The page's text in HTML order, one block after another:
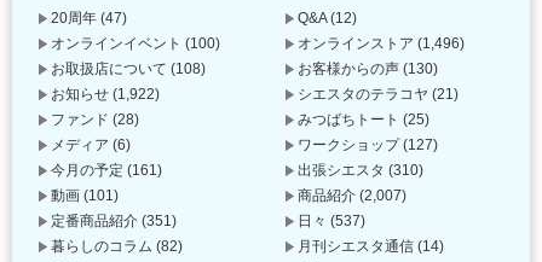
20周年 (47) Q&A(12)
オンラインイベント (100) オンラインストア (1,496)
お取扱店について (108) お客様からの声 (130)
お知らせ (1,922) シエスタのテラコヤ (21)
ファンド (28) みつばちトート (25)
メディア (6) ワークショップ(127)
今月の予定 (161) 出張シエスタ (310)
動画 (101) 商品紹介 (2,007)
定番商品紹介 (351) 日々 (537)
暮らしのコラム (82) 月刊シエスタ通信 (14)